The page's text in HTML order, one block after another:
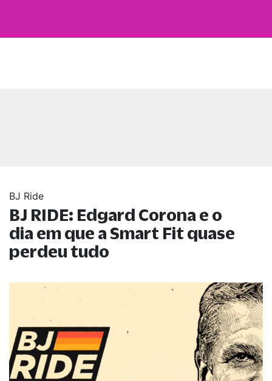
BJ Ride
BJ RIDE: Edgard Corona e o
dia em que a Smart Fit quase
perdeu tudo